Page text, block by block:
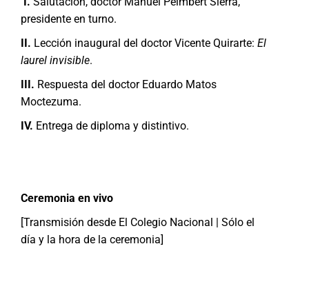
presidente en turno.
II. Lección inaugural del doctor Vicente Quirarte: El
laurel invisible.
III. Respuesta del doctor Eduardo Matos
Moctezuma.
IV. Entrega de diploma y distintivo.
Ceremonia en vivo
[Transmisión desde El Colegio Nacional | Sólo el
día y la hora de la ceremonia]